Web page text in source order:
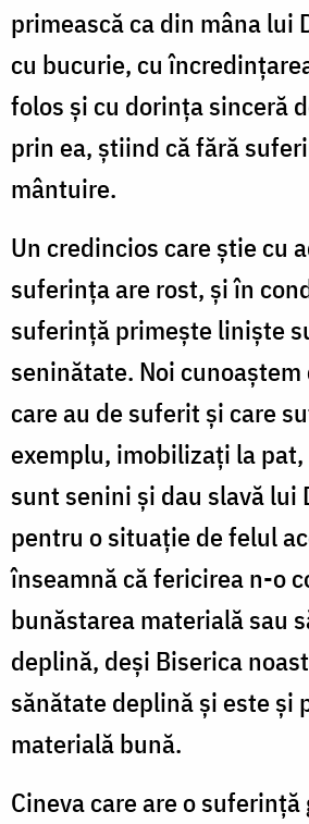
primească ca din mâna lui
cu bucurie, cu
folos şi cu dorinţa sinceră
prin ea, ştiind că fără
mântuire.
Un credincios care ştie cu
suferinţa are rost, şi în
suferinţă primeşte linişte
seninătate. Noi
care au de suferit şi care
exemplu, imobilizaţi la
sunt senini şi dau slavă lui
pentru o situaţie de felul
înseamnă că fericirea n-o
bunăstarea materială sau
deplină, deşi Biserica
sănătate deplină şi este şi
materială bună.
Cineva care are o suferinţă